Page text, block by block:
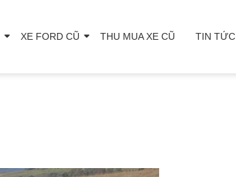
XE FORD CŨ THU MUA XE CŨ TIN TỨC